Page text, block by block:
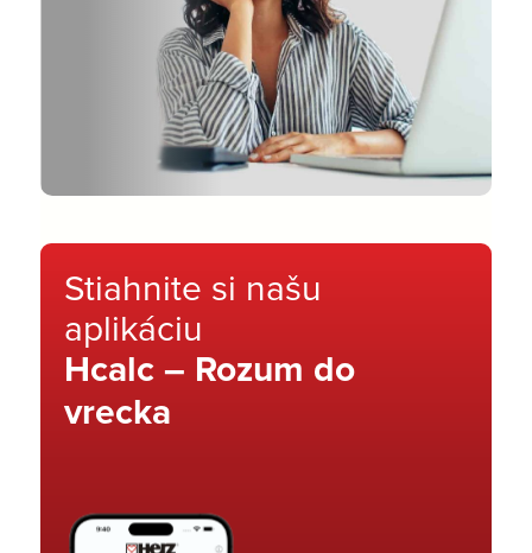
Stiahnite si našu
aplikáciu
Hcalc – Rozum do
vrecka